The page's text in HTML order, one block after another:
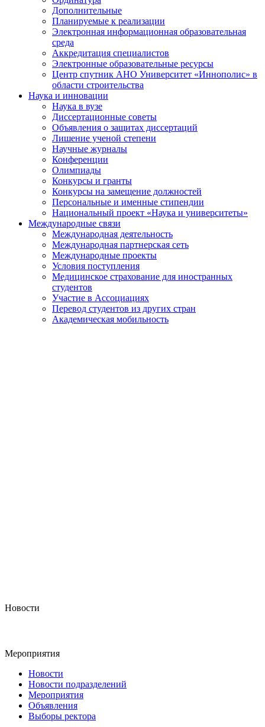
Дополнительные
Планируемые к реализации
Электронная информационная образовательная
среда
Аккредитация специалистов
Электронные образовательные ресурсы
Центр спутник АНО Университет «Иннополис» в
области строительства
Наука и инновации
Наука в вузе
Диссертационные советы
Объявления о защитах диссертаций
Лишение ученой степени
Научные журналы
Конференции
Олимпиады
Конкурсы и гранты
Конкурсы на замещение должностей
Персональные и именные стипендии
Национальный проект «Наука и университеты»
Международные связи
Международная деятельность
Международная партнерская сеть
Международные проекты
Условия поступления
Медицинское страхование для иностранных
студентов
Участие в Ассоциациях
Перевод студентов из других стран
Академическая мобильность
Новости
Мероприятия
Новости
Новости подразделений
Мероприятия
Объявления
Выборы ректора